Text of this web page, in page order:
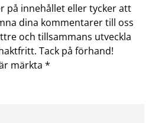
på innehållet eller tycker att
dina kommentarer till oss
och tillsammans utveckla
Tack på förhand!
märkta *